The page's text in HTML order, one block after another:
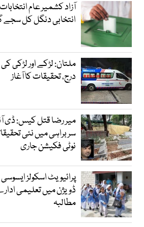
آزاد کشمیر عام
انتخابی دنگل کل سجے
ملتان: لڑکے اور لڑکی
درج، تحقیقات کا آغاز
میر رضا قتل کیس: ڈی
سربراہی میں نئی
نوٹی فکیشن جاری
پرائیویٹ اسکولز
ڈویژن میں تعلیمی
مطالبہ